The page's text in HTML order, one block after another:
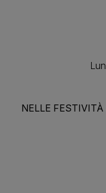
NELLE